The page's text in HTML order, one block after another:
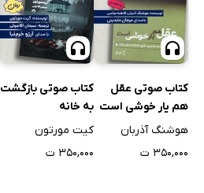
کتاب صوتی عقل
هم یار خوشی است
هوشنگ آذربان
۳۵۰,۰۰۰ ت
کتاب صوتی بازگشت
به خانه
کیت مورتون
۳۵۰,۰۰۰ ت